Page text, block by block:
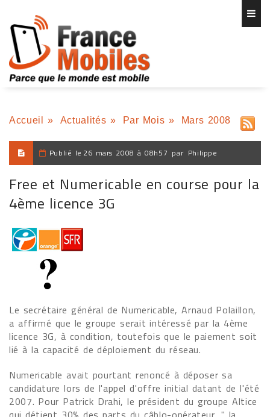
Accueil » Actualités » Par Mois » Mars 2008
Publié le 26 mars 2008 à 08h57 par Philippe
Free et Numericable en course pour la
4ème licence 3G
Le secrétaire général de Numericable, Arnaud Polaillon,
a affirmé que le groupe serait intéressé par la 4ème
licence 3G, à condition, toutefois que le paiement soit
lié à la capacité de déploiement du réseau.
Numericable avait pourtant renoncé à déposer sa
candidature lors de l'appel d'offre initial datant de l'été
2007. Pour Patrick Drahi, le président du groupe Altice